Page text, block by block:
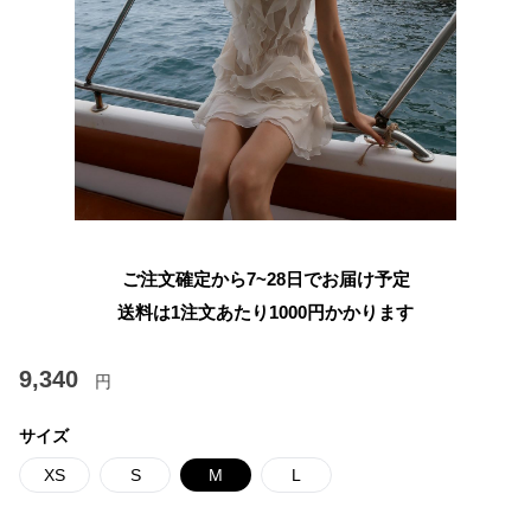
ご注文確定から7~28日でお届け予定
送料は1注文あたり 1000円かかります
9,340 円
サイズ
XS S M L